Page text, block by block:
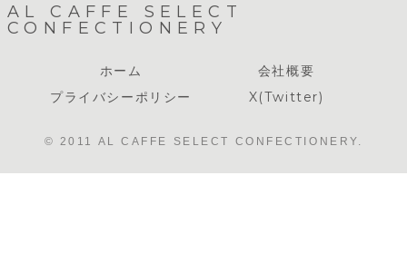
AL CAFFE SELECT
CONFECTIONERY
ホーム
会社概要
プライバシーポリシー
X(Twitter)
© 2011 AL CAFFE SELECT CONFECTIONERY.